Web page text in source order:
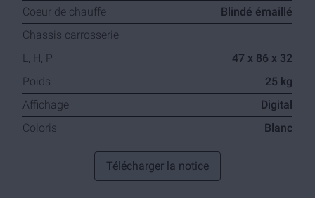
Coeur de chauffe
Blindé émaillé
Chassis carrosserie
L, H, P
47 x 86 x 32
Poids
25 kg
Affichage
Digital
Coloris
Blanc
Télécharger la notice